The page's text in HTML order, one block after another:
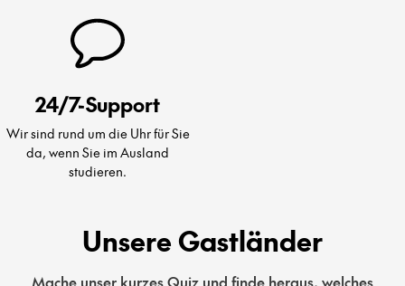
24/7-Support
Wir sind rund um die Uhr für Sie
da, wenn Sie im Ausland
studieren.
Unsere Gastländer
Mache unser kurzes Quiz und finde heraus, welches